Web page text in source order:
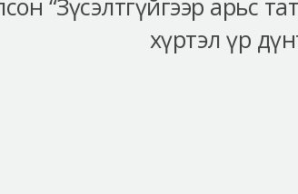
“Зүсэлтгүйгээр арьс
хүртэл үр